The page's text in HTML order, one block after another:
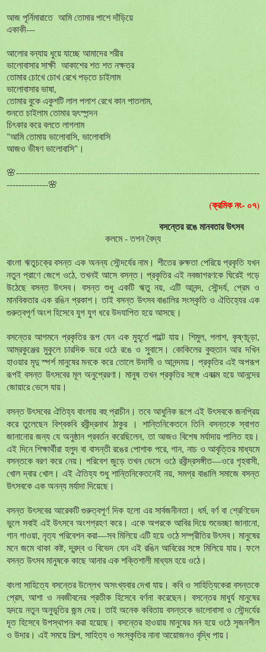
আজপূর্নিমারাতে আমিতোমারপাশেদাঁড়িয়ে
একাকী---
আলোরবন্যায় ধুয়েযাচ্ছেআমাদেরশরীর
ভালোবাসারসাক্ষী আকাশেরশতশতনক্ষত্র
তোমারচোখেচোখরেখেপড়তেচাইলাম
ভালোবাসারভাষা,
তোমারবুকেএকুশটিলালপলাশরেখেকানপাতলাম,
শুনতেচাইলামতোমারহৃৎস্পন্দন
চিৎকারকরেবলতেলাগলাম
"আমিতোমায়ভালোবাসি, ভালোবাসি
আজও ভীষণভালোবাসি" ।
🌸----------------------------------------------------------------------------------
--------------🌸
(ক্রমিক নং- ০৭)
বসন্তেররঙেমানবতারউৎসব
কলমে - তপন বৈদ্য
বাংলা ঋতুচক্রে বসন্ত এক অনন্য সৌন্দর্যের নাম। শীতের রুক্ষতা পেরিয়ে প্রকৃতি যখন
নতুন প্রাণে জেগে ওঠে,তখনই আসে বসন্ত। প্রকৃতির এই নবজাগরণকে ঘিরেই গড়ে
উঠেছে বসন্ত উৎসব। বসন্ত শুধু একটি ঋতু নয়,এটি আনন্দ,সৌন্দর্য,প্রেম ও
মানবিকতার এক রঙিন প্রকাশ। তাই বসন্ত উৎসব বাঙালির সংস্কৃতি ও ঐতিহ্যের এক
গুরুত্বপূর্ণঅংশহিসেবেযুগযুগ ধরেউদযাপিতহয়েআসছে।
বসন্তের আগমনে প্রকৃতির রূপ যেন এক মুহূর্তে পাল্টে যায় । শিমুল,পলাশ,কৃষ্ণচূড়া,
আম্রকুঞ্জের মুকুলে চারদিক ভরে ওঠে রঙে ও সুবাসে। কোকিলের কুহুতান আর দখিন
হাওয়ার মৃদু স্পর্শ মানুষের মনকে করে তোলে উদাসী ও আনন্দময় । প্রকৃতির এই অপরূপ
রূপই বসন্ত উৎসবের মূল অনুপ্রেরণা । মানুষ তখন প্রকৃতির সঙ্গে একাত্ম হয়ে আনন্দের
জোয়ারেভেসেযায় ।
বসন্ত উৎসবের ঐতিহ্য বাংলায় বহু প্রাচীন। তবে আধুনিক রূপে এই উৎসবকে জনপ্রিয়
করে তুলেছেন বিশ্বকবি রবীন্দ্রনাথ ঠাকুর । শান্তিনিকেতনে তিনি বসন্তকে স্বাগত
জানানোর জন্য যে অনুষ্ঠান প্রবর্তন করেছিলেন,তা আজও বিশেষ মর্যাদায় পালিত হয় ।
এই দিনে শিক্ষার্থীরা হলুদ বা বাসন্তী রঙের পোশাক পরে,গান,নাচ ও আবৃত্তির মাধ্যমে
বসন্তকে বরণ করে নেয়। পরিবেশ জুড়ে তখন ভেসে ওঠে রবীন্দ্রসঙ্গীত—ওরে গৃহবাসী,
খোল দ্বার খোল। এই ঐতিহ্য শুধু শান্তিনিকেতনেই নয়, সমগ্র বাঙালি সমাজে বসন্ত
উৎসবকেএকঅনন্যমর্যাদাদিয়েছে ।
বসন্ত উৎসবের আরেকটি গুরুত্বপূর্ণ দিক হলো এর সার্বজনীনতা। ধর্ম,বর্ণ বা শ্রেণিভেদ
ভুলে সবাই এই উৎসবে অংশগ্রহণ করে। একে অপরকে আবির দিয়ে শুভেচ্ছা জানানো,
গানগাওয়া,নৃত্য পরিবেশন করা—সব মিলিয়েএটিহয়ে ওঠে সম্প্রীতির উৎসব। মানুষের
মনে জমে থাকা কষ্ট,দ্বন্দ্ব ও বিভেদ যেন এই রঙিন আবিরের সঙ্গে মিলিয়ে যায়। ফলে
বসন্তউৎসবমানুষকেকাছেআনারএকশক্তিশালীমাধ্যমহয়েওঠে।
বাংলা সাহিত্যে বসন্তের উল্লেখ অসংখ্যবার দেখা যায় । কবি ও সাহিত্যিকেরা বসন্তকে
প্রেম, আশা ও নবজীবনের প্রতীক হিসেবে বর্ণনা করেছেন । বসন্তের মাধুর্য মানুষের
হৃদয়ে নতুন অনুভূতির জন্ম দেয়। তাই অনেক কবিতায় বসন্তকে ভালোবাসা ও সৌন্দর্যের
দূত হিসেবে উপস্থাপন করা হয়েছে । বসন্তের হাওয়ায় মানুষের মন হয়ে ওঠে সৃজনশীল
ও উদার। এইসময়েশিল্প, সাহিত্যও সংস্কৃতিরনানাআয়োজনও বৃদ্ধিপায় ।